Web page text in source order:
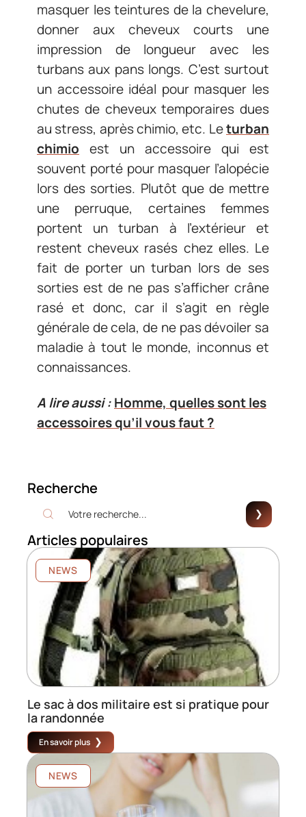
masquer les teintures de la chevelure,
donner aux cheveux courts une
impression de longueur avec les
turbans aux pans longs. C’est surtout
un accessoire idéal pour masquer les
chutes de cheveux temporaires dues
au stress, après chimio, etc. Leturban
chimio est un accessoire qui est
souvent porté pour masquer l’alopécie
lors des sorties. Plutôt que de mettre
une perruque, certaines femmes
portent un turban à l’extérieur et
restent cheveux rasés chez elles. Le
fait de porter un turban lors de ses
sorties est de ne pas s’afficher crâne
rasé et donc, car il s’agit en règle
générale de cela, de ne pas dévoiler sa
maladie à tout le monde, inconnus et
connaissances.
A lire aussi :Homme, quelles sont les
accessoires qu’il vous faut ?
Recherche
Articles populaires
NEWS
Le sac à dos militaire est si pratique pour
la randonnée
En savoir plus
NEWS